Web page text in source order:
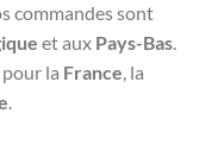
commandes sont
et aux Pays-Bas.
pour la France, la
.